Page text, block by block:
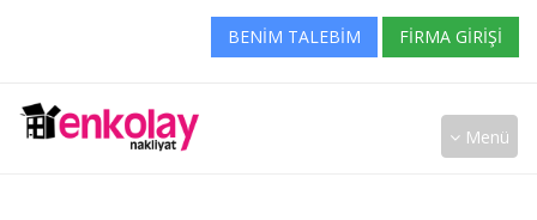
BENIM TALEBIM FIRMA GIRIŞI
Menü